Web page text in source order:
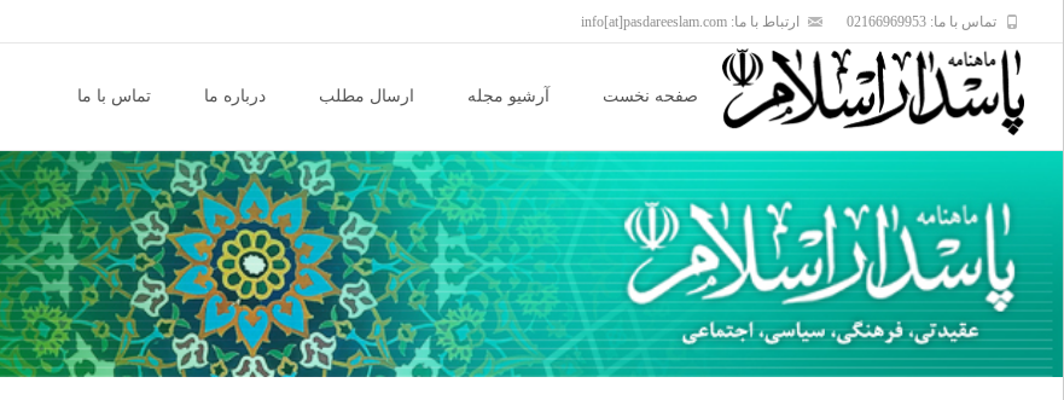
تماس با ما: 02166969953 ارتباط با ما: info[at]pasdareeslam.com
content
صفحه نخست آرشیو مجله ارسال مطلب درباره ما تماس با ما